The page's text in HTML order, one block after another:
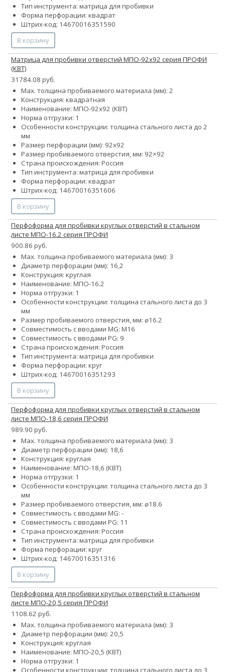
Тип инструмента: матрица для пробивки
Форма перфорации: квадрат
Штрих-код: 14670016351590
В корзину
Матрица для пробивки отверстий МПО-92х92 серия ПРОФИ
(КВТ)
31784.08 руб.
Max. толщина пробиваемого материала (мм): 2
Конструкция: квадратная
Наименование: МПО-92х92 (КВТ)
Норма отгрузки: 1
Особенности конструкции: толщина стального листа до 2
мм
Размер перфорации (мм): 92х92
Размер пробиваемого отверстия, мм: 92×92
Страна происхождения: Россия
Тип инструмента: матрица для пробивки
Форма перфорации: квадрат
Штрих-код: 14670016351606
В корзину
Перфоформа для пробивки круглых отверстий в стальном
листе МПО-16.2 серия ПРОФИ
900.86 руб.
Max. толщина пробиваемого материала (мм): 3
Диаметр перфорации (мм): 16,2
Конструкция: круглая
Наименование: МПО-16.2
Норма отгрузки: 1
Особенности конструкции: толщина стального листа до 3
мм
Размер пробиваемого отверстия, мм: ⌀16.2
Совместимость с вводами MG: М16
Совместимость с вводами PG: 9
Страна происхождения: Россия
Тип инструмента: матрица для пробивки
Форма перфорации: круг
Штрих-код: 14670016351293
В корзину
Перфоформа для пробивки круглых отверстий в стальном
листе МПО-18,6 серия ПРОФИ
989.90 руб.
Max. толщина пробиваемого материала (мм): 3
Диаметр перфорации (мм): 18,6
Конструкция: круглая
Наименование: МПО-18,6 (КВТ)
Норма отгрузки: 1
Особенности конструкции: толщина стального листа до 3
мм
Размер пробиваемого отверстия, мм: ⌀18.6
Совместимость с вводами MG: -
Совместимость с вводами PG: 11
Страна происхождения: Россия
Тип инструмента: матрица для пробивки
Форма перфорации: круг
Штрих-код: 14670016351316
В корзину
Перфоформа для пробивки круглых отверстий в стальном
листе МПО-20,5 серия ПРОФИ
1108.62 руб.
Max. толщина пробиваемого материала (мм): 3
Диаметр перфорации (мм): 20,5
Конструкция: круглая
Наименование: МПО-20,5 (КВТ)
Норма отгрузки: 1
Особенности конструкции: толщина стального листа до 3